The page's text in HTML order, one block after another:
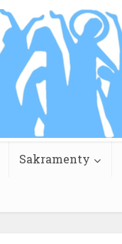
Sakramenty